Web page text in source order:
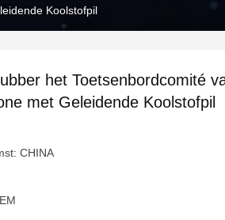
Koolstofpil
het Toetsenbordcomité
met Geleidende Koolstofpil
CHINA